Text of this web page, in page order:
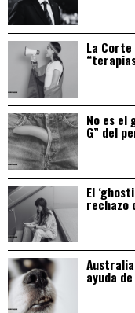
La
No es el
G” del
El
rechazo
ayuda